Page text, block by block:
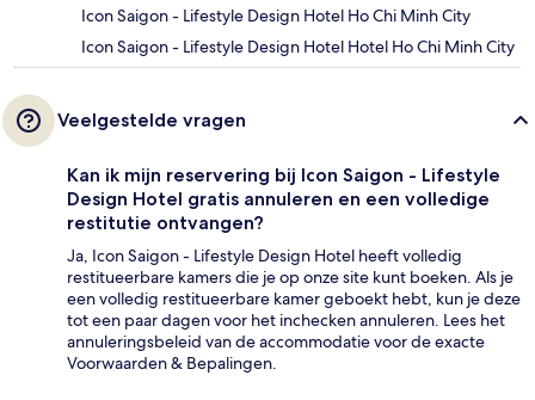
Icon Saigon - Lifestyle Design Hotel Ho Chi Minh City
Icon Saigon - Lifestyle Design Hotel Hotel Ho Chi Minh City
Veelgestelde vragen
Kan ik mijn reservering bij Icon Saigon - Lifestyle
Design Hotel gratis annuleren en een volledige
restitutie ontvangen?
Ja, Icon Saigon - Lifestyle Design Hotel heeft volledig
restitueerbare kamers die je op onze site kunt boeken. Als je
een volledig restitueerbare kamer geboekt hebt, kun je deze
tot een paar dagen voor het inchecken annuleren. Lees het
annuleringsbeleid van de accommodatie voor de exacte
Voorwaarden & Bepalingen.